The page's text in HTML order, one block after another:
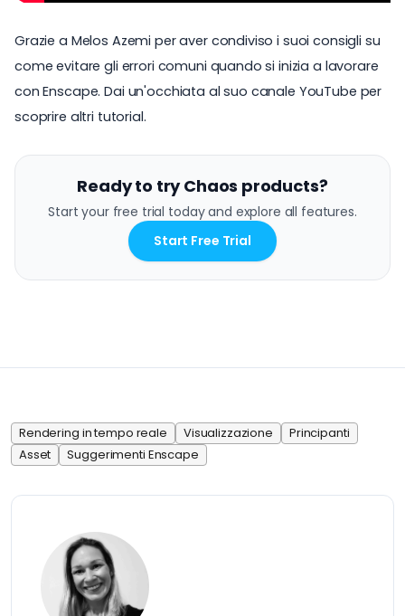
Grazie a Melos Azemi per aver condiviso i suoi consigli su
come evitare gli errori comuni quando si inizia a lavorare
con Enscape. Dai un'occhiata al suo canale YouTube per
scoprire altri tutorial.
Ready to try Chaos products?
Start your free trial today and explore all features.
Start Free Trial
Rendering in tempo reale Visualizzazione
Principanti
Asset
Suggerimenti Enscape